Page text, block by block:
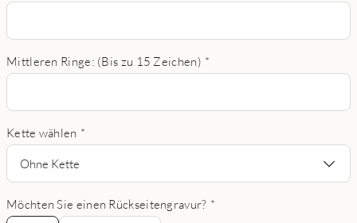
Mittleren Ringe: (Bis zu 15 Zeichen) *
Kette wählen *
Ohne Kette
Möchten Sie einen Rückseitengravur? *
Nein